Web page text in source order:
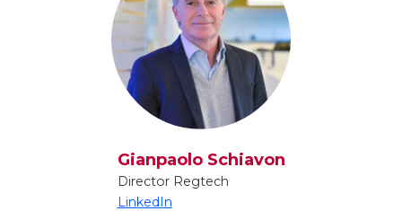
Gianpaolo Schiavon
Director Regtech
LinkedIn